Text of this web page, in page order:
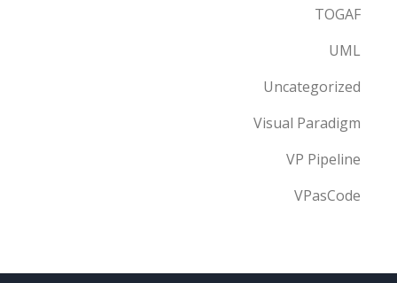
TOGAF
UML
Uncategorized
Visual Paradigm
VP Pipeline
VPasCode